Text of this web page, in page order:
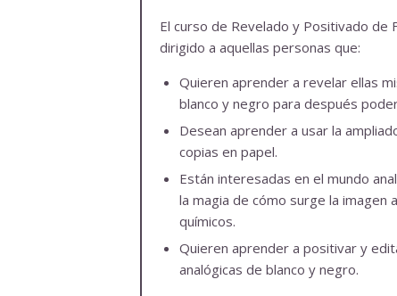
El curso de Revelado y Positivado de
dirigido a aquellas personas que:
Quieren aprender a revelar ellas
blanco y negro para después
Desean aprender a usar la
copias en papel.
Están interesadas en el mundo
la magia de cómo surge la imagen
químicos.
Quieren aprender a positivar y
analógicas de blanco y negro.